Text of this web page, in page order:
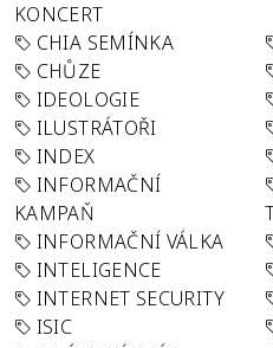
KONCERT
CHIA SEMÍNKA
CHŮZE
IDEOLOGIE
ILUSTRÁTOŘI
INDEX
INFORMAČNÍ
KAMPAŇ
INFORMAČNÍ VÁLKA
INTELIGENCE
INTERNET SECURITY
ISIC